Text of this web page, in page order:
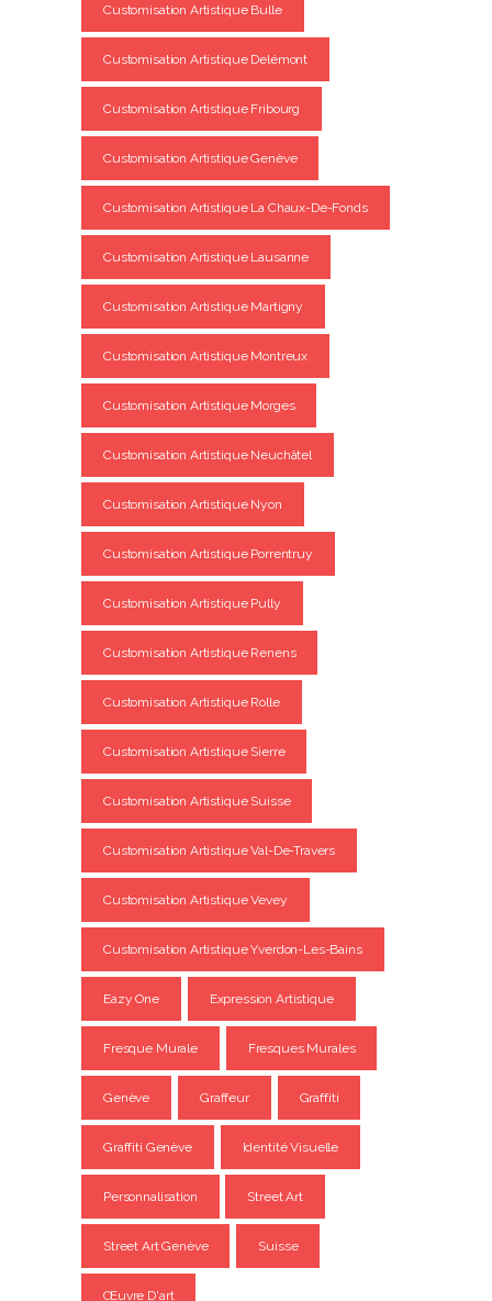
Customisation Artistique Bulle
Customisation Artistique Delémont
Customisation Artistique Fribourg
Customisation Artistique Genève
Customisation Artistique La Chaux-De-Fonds
Customisation Artistique Lausanne
Customisation Artistique Martigny
Customisation Artistique Montreux
Customisation Artistique Morges
Customisation Artistique Neuchâtel
Customisation Artistique Nyon
Customisation Artistique Porrentruy
Customisation Artistique Pully
Customisation Artistique Renens
Customisation Artistique Rolle
Customisation Artistique Sierre
Customisation Artistique Suisse
Customisation Artistique Val-De-Travers
Customisation Artistique Vevey
Customisation Artistique Yverdon-Les-Bains
Eazy One Expression Artistique
Fresque Murale Fresques Murales
Genève Graffeur Graffiti
Graffiti Genève Identité Visuelle
Personnalisation Street Art
Street Art Genève Suisse
Œuvre D'art